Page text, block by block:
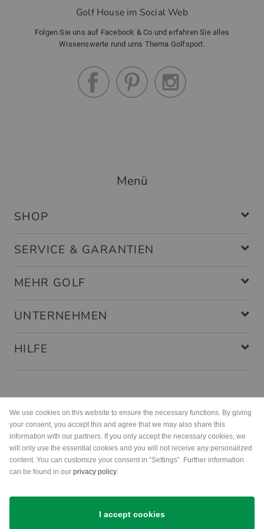
Golf House im Social Web
Folgen Sie uns auf Facebook & Co und erfahren Sie alles
Wissenswerte rund ums Thema Golfsport.
Menü
SHOP
SERVICE & GARANTIEN
MEHR GOLF
UNTERNEHMEN
HILFE
Versand
We use cookies on this website to ensure the necessary functions. By giving
your consent, you accept this and agree that we may also share this
information with our partners. If you only accept the necessary cookies, we
will only use the essential cookies and you will not receive any personalized
content. You can customize your consent in “Settings”. Further information
can be found in our privacy policy.
I accept cookies